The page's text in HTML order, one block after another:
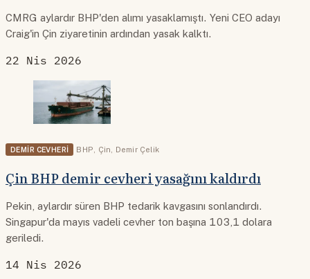
CMRG aylardır BHP'den alımı yasaklamıştı. Yeni CEO adayı
Craig'in Çin ziyaretinin ardından yasak kalktı.
22 Nis 2026
DEMIR CEVHERI BHP Çin Demir Çelik
Çin BHP demir cevheri yasağını kaldırdı
Pekin, aylardır süren BHP tedarik kavgasını sonlandırdı.
Singapur'da mayıs vadeli cevher ton başına 103,1 dolara
geriledi.
14 Nis 2026